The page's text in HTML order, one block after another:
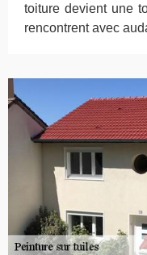
toiture devient une
rencontrent avec